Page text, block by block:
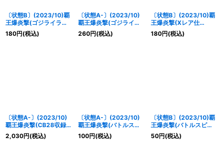
〔状態B〕(2023/10)覇
王爆炎撃(ゴジライラス
ト)【C】{SD56-
RV008}《赤》
180円(税込)
〔状態A-〕(2023/10)
覇王爆炎撃(ゴジライラ
スト)【C】{SD56-
RV008}《赤》
260円(税込)
〔状態B〕(2023/10)覇
王爆炎撃(Xレア仕
様/BSC41収録)【C】
{SD56-RV008
180円(税込)
〔状態A-〕(2023/10)
覇王爆炎撃(CB28収録)
【C】{SD56-RV008
《赤》
2,030円(税込)
〔状態A-〕(2023/10)
覇王爆炎撃(バトルスピ
リッツ覇王)【C】
{SD56-RV008
100円(税込)
〔状態B〕(2023/10)覇
王爆炎撃(バトルスピリ
ッツ覇王)【C】{
RV008}《赤》
50円(税込)